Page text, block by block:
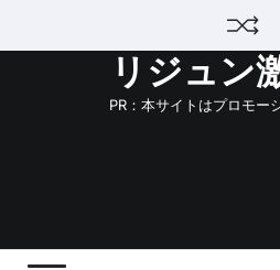
リジュン
PR：本サイトはプロモー